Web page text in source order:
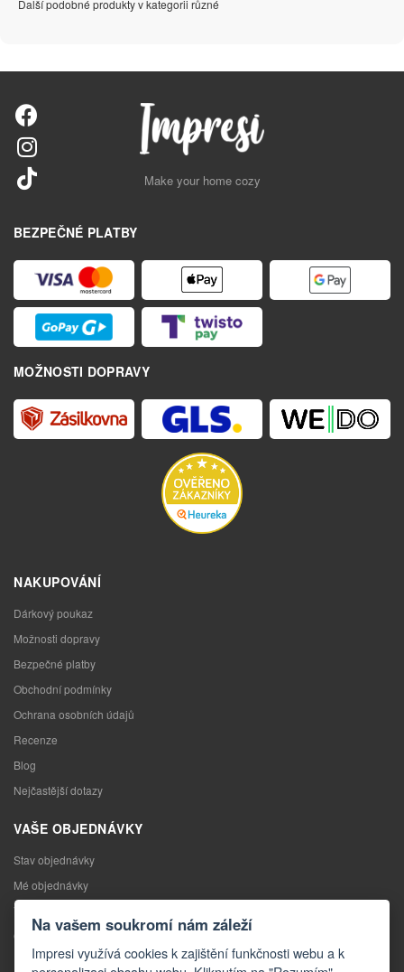
Další podobné produkty v kategorii různé
Make your home cozy
BEZPEČNÉ PLATBY
MOŽNOSTI DOPRAVY
NAKUPOVÁNÍ
Dárkový poukaz
Možnosti dopravy
Bezpečné platby
Obchodní podmínky
Ochrana osobních údajů
Recenze
Blog
Nejčastější dotazy
VAŠE OBJEDNÁVKY
Stav objednávky
Mé objednávky
Výměna zboží
Odstoupení od kupní smlouvy
Reklamace
Na vašem soukromí nám záleží
Impresi využívá cookies k zajištění funkčnosti webu a k